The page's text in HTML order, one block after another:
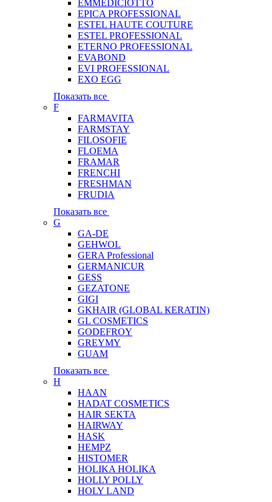
EMMEDICIOTTO
EPICA PROFESSIONAL
ESTEL HAUTE COUTURE
ESTEL PROFESSIONAL
ETERNO PROFESSIONAL
EVABOND
EVI PROFESSIONAL
EXO EGG
Показать все
F
FARMAVITA
FARMSTAY
FILOSOFIE
FLOEMA
FRAMAR
FRENCHI
FRESHMAN
FRUDIA
Показать все
G
GA-DE
GEHWOL
GERA Professional
GERMANICUR
GESS
GEZATONE
GIGI
GKHAIR (GLOBAL КЕRATIN)
GL COSMETICS
GODEFROY
GREYMY
GUAM
Показать все
H
HAAN
HADAT COSMETICS
HAIR SEKTA
HAIRWAY
HASK
HEMPZ
HISTOMER
HOLIKA HOLIKA
HOLLY POLLY
HOLY LAND